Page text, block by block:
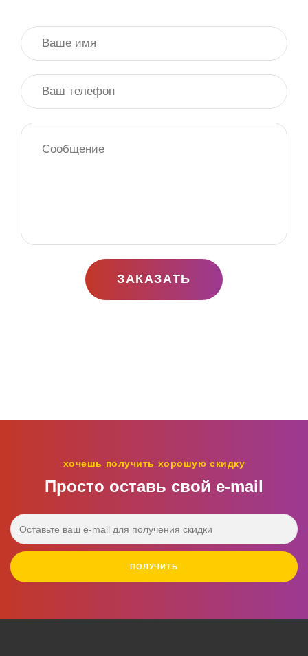
ЗАКАЗАТЬ
хочешь получить хорошую скидку
Просто оставь свой e‑mail
ПОЛУЧИТЬ